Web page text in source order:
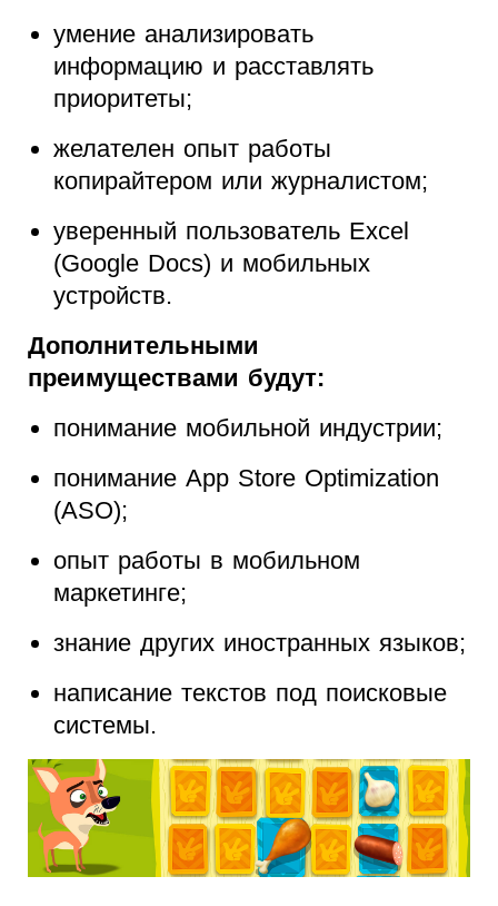
умение анализировать
информацию и расставлять
приоритеты;
желателен опыт работы
копирайтером или журналистом;
уверенный пользователь Excel
(Google Docs) и мобильных
устройств.
Дополнительными
преимуществами будут:
понимание мобильной индустрии;
понимание App Store Optimization
(ASO);
опыт работы в мобильном
маркетинге;
знание других иностранных языков;
написание текстов под поисковые
системы.